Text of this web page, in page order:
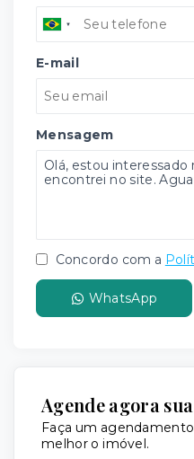
E-mail
Mensagem
Concordo com a
WhatsApp
Agende agora
Faça um
melhor o imóvel.